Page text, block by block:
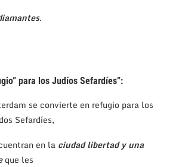
.
para los Judíos Sefardíes”:
se convierte en refugio para los
Sefardíes,
en la ciudad libertad y una
que les